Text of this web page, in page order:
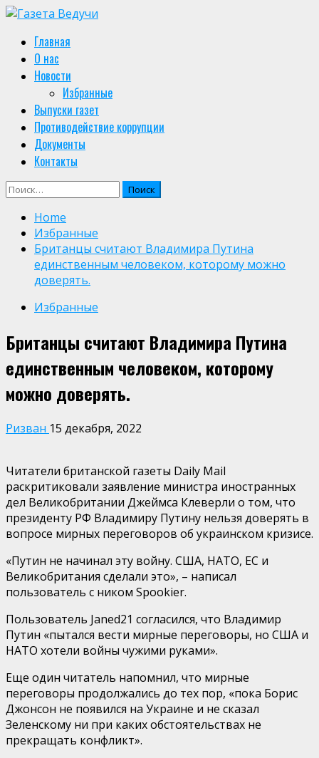
Skip
content
Primary
Menu
Главная
О нас
Новости
Избранные
Выпуски газет
Противодействие коррупции
Документы
Контакты
Найти:
Home
Избранные
Британцы считают Владимира Путина
единственным человеком, которому можно
доверять.
Избранные
Британцы считают Владимира Путина
единственным человеком, которому
можно доверять.
Ризван 15 декабря, 2022
Читатели британской газеты Daily Mail
раскритиковали заявление министра иностранных
дел Великобритании Джеймса Клеверли о том, что
президенту РФ Владимиру Путину нельзя доверять в
вопросе мирных переговоров об украинском кризисе.
«Путин не начинал эту войну. США, НАТО, ЕС и
Великобритания сделали это», – написал
пользователь с ником Spookier.
Пользователь Janed21 согласился, что Владимир
Путин «пытался вести мирные переговоры, но США и
НАТО хотели войны чужими руками».
Еще один читатель напомнил, что мирные
переговоры продолжались до тех пор, «пока Борис
Джонсон не появился на Украине и не сказал
Зеленскому ни при каких обстоятельствах не
прекращать конфликт».